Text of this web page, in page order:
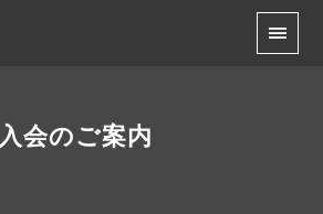
入会のご案内